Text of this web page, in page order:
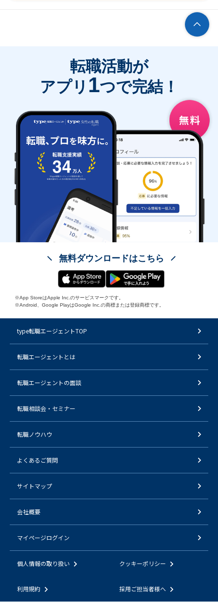
転職活動が
アプリ 1つで完結！
無料ダウンロードはこちら
※App StoreはApple Inc.のサービスマークです。
※Android、Google PlayはGoogle Inc.の商標または登録商標です。
type転職エージェントTOP
転職エージェントとは
転職エージェントの面談
転職相談会・セミナー
転職ノウハウ
よくあるご質問
サイトマップ
会社概要
マイページログイン
個人情報の取り扱い クッキーポリシー
利用規約 採用ご担当者様へ